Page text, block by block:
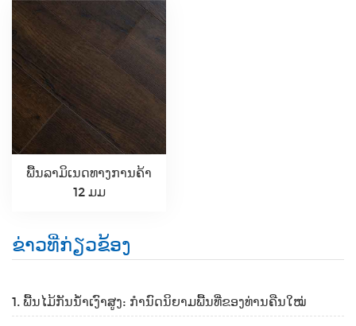
ພື້ນລາມິເນດທາງການຄ້າ
12 ມມ
ຂ່າວທີ່ກ່ຽວຂ້ອງ
1. ພື້ນໄມ້ກັນນ້ຳເງົາສູງ: ກຳນົດນິຍາມພື້ນທີ່ຂອງທ່ານຄືນໃໝ່